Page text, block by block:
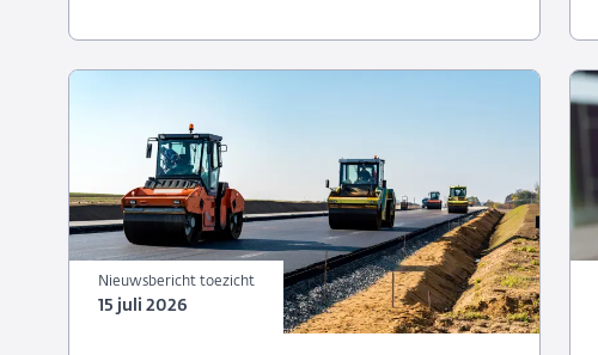
augustus)
Nieuwsbericht toezicht
15 juli 2026